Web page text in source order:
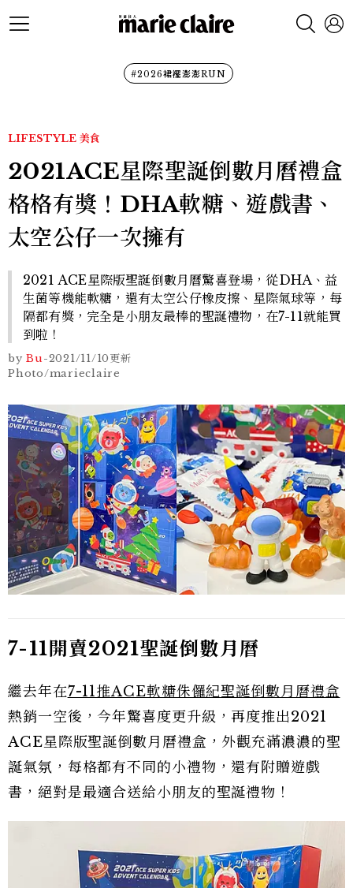
#2026裙襬澎澎RUN
LIFESTYLE 美食
2021ACE星際聖誕倒數月曆禮盒
格格有獎！DHA軟糖、遊戲書、
太空公仔一次擁有
2021 ACE星際版聖誕倒數月曆驚喜登場，從DHA、益
生菌等機能軟糖，還有太空公仔橡皮擦、星際氣球等，每
隔都有獎，完全是小朋友最棒的聖誕禮物，在7-11就能買
到啦！
by Bu-2021/11/10更新
Photo/marieclaire
7-11開賣2021聖誕倒數月曆
繼去年在7-11推ACE軟糖侏儸紀聖誕倒數月曆禮盒
熱銷一空後，今年驚喜度更升級，再度推出2021
ACE星際版聖誕倒數月曆禮盒，外觀充滿濃濃的聖
誕氣氛，每格都有不同的小禮物，還有附贈遊戲
書，絕對是最適合送給小朋友的聖誕禮物！